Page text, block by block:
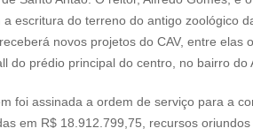
a escritura do terreno do antigo zoológico
novos projetos do CAV, entre elas
do prédio principal do centro, no bairro do
foi assinada a ordem de serviço para a
em R$ 18.912.799,75, recursos